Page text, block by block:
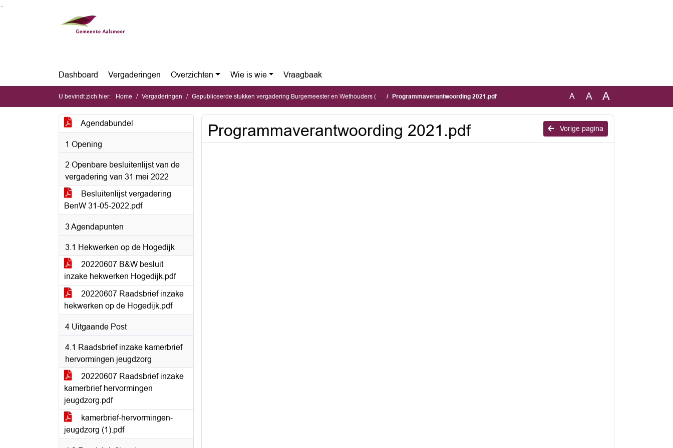
Dashboard Vergaderingen Overzichten Wie is wie Vraagbaak
U bevindt zich hier: Home Vergaderingen Gepubliceerde stukken vergadering Burgemeester en Wethouders (dinsdag 7 juni 2022) Programmaverantwoording 2021.pdf A A A
Agendabundel
1 Opening
2 Openbare besluitenlijst van de
vergadering van 31 mei 2022
Besluitenlijst vergadering
BenW 31-05-2022.pdf
3 Agendapunten
3.1 Hekwerken op de Hogedijk
20220607 B&W besluit
inzake hekwerken Hogedijk.pdf
20220607 Raadsbrief inzake
hekwerken op de Hogedijk.pdf
4 Uitgaande Post
4.1 Raadsbrief inzake kamerbrief
hervormingen jeugdzorg
20220607 Raadsbrief inzake
kamerbrief hervormingen
jeugdzorg.pdf
kamerbrief-hervormingen-
jeugdzorg (1).pdf
Vorige pagina
Programmaverantwoording 2021.pdf